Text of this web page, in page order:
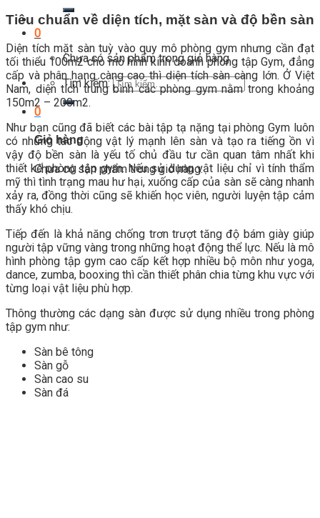
0
Chưa có sản phẩm trong giỏ hàng.
Tìm kiếm:
0
Giỏ hàng
Chưa có sản phẩm trong giỏ hàng.
Tiêu chuẩn về diện tích, mặt sàn và độ bền sàn
Diện tích mặt sàn tuỳ vào quy mô phòng gym nhưng cần đạt
tối thiểu 100m2 cho mô hình kinh doanh phòng tập Gym, đẳng
cấp và phân hạng càng cao thì diện tích sàn càng lớn. Ở Việt
Nam, diện tích trung bình các phòng gym nằm trong khoảng
150m2 – 200m2.
Như bạn cũng đã biết các bài tập tạ nặng tại phòng Gym luôn
có những tác động vật lý mạnh lên sàn và tạo ra tiếng ồn vì
vậy độ bền sàn là yếu tố chủ đầu tư cần quan tâm nhất khi
thiết kế phòng tập gym. Nếu sử dụng vật liệu chỉ vì tính thẩm
mỹ thì tình trạng mau hư hại, xuống cấp của sàn sẽ càng nhanh
xảy ra, đồng thời cũng sẽ khiến học viên, người luyện tập cảm
thấy khó chịu.
Tiếp đến là khả năng chống trơn trượt tăng độ bám giày giúp
người tập vững vàng trong những hoạt động thể lực. Nếu là mô
hình phòng tập gym cao cấp kết hợp nhiều bộ môn như yoga,
dance, zumba, booxing thì cần thiết phân chia từng khu vực với
từng loại vật liệu phù hợp.
Thông thường các dạng sàn được sử dụng nhiều trong phòng
tập gym như:
Sàn bê tông
Sàn gỗ
Sàn cao su
Sàn đá